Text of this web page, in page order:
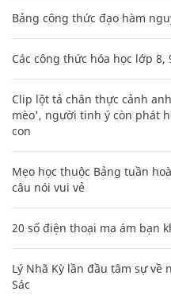
Bảng công thức đạo hàm
Các công thức hóa học lớp
Clip lột tả chân thực cảnh
mèo', người tinh ý còn phát
con
Mẹo học thuộc Bảng tuần
câu nói vui vẻ
20 số điện thoại ma ám bạn
Lý Nhã Kỳ lần đầu tâm sự
Sác